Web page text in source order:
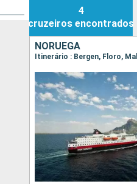
4
cruzeiros encontrados
NORUEGA